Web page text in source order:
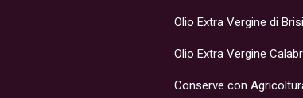
Olio Extra Vergine di
Olio Extra Vergine
Conserve con